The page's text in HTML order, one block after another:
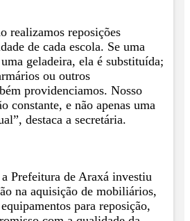
realizamos reposições
de cada escola. Se uma
geladeira, ela é substituída;
ou outros
providenciamos. Nosso
constante, e não apenas uma
destaca a secretária.
Prefeitura de Araxá investiu
na aquisição de mobiliários,
para reposição,